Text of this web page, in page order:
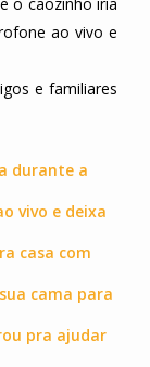
o cãozinho iria
ao vivo e
e familiares
durante a
vivo e deixa
casa com
cama para
pra ajudar